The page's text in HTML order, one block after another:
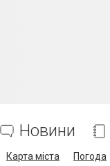
Новини
Карта міста Погода